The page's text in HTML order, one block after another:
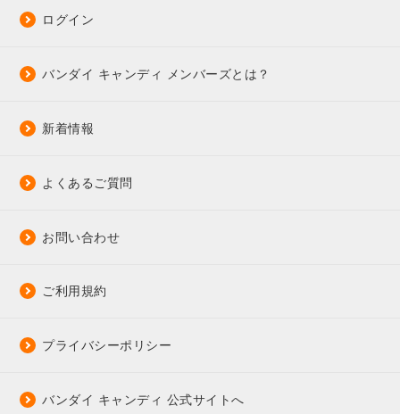
ログイン
バンダイ キャンディ メンバーズとは？
新着情報
よくあるご質問
お問い合わせ
ご利用規約
プライバシーポリシー
バンダイ キャンディ 公式サイトへ